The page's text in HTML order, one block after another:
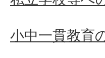
小中一貫教育